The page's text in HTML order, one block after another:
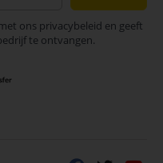
ons privacybeleid en geeft
te ontvangen.